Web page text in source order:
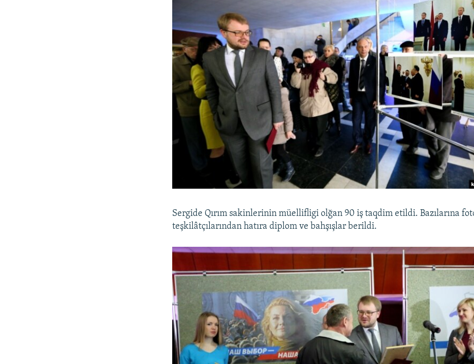
Sergide Qırım sakinlerinin müellifligi olğan 90 iş taqdim etildi. Bazılarına
teşkilâtçılarından hatıra diplom ve bahşışlar berildi.